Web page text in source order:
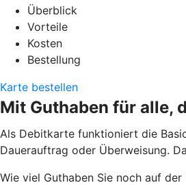
Überblick
Vorteile
Kosten
Bestellung
Karte bestellen
Mit Guthaben für alle,
Als Debitkarte funktioniert die
Dauerauftrag oder Überweisung.
Wie viel Guthaben Sie noch auf